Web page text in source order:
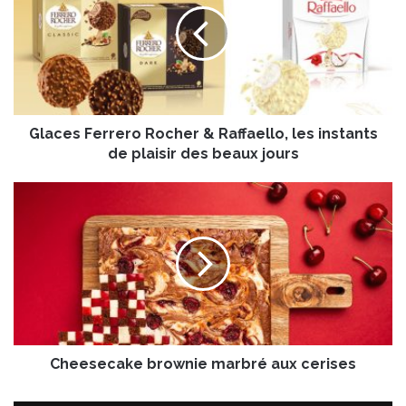
r
f
Glaces Ferrero Rocher & Raffaello, les instants
de plaisir des beaux jours
k
r
Cheesecake brownie marbré aux cerises